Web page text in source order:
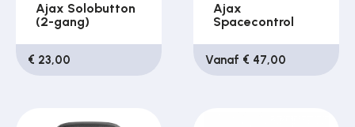
Ajax Solobutton
(2-gang)
€ 23,00
Ajax
Spacecontrol
Vanaf € 47,00